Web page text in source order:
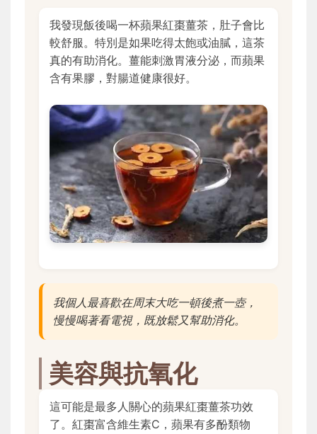
我發現飯後喝一杯蘋果紅棗薑茶，肚子會比
較舒服。特別是如果吃得太飽或油膩，這茶
真的有助消化。薑能刺激胃液分泌，而蘋果
含有果膠，對腸道健康很好。
我個人最喜歡在周末大吃一頓後煮一壺，
慢慢喝著看電視，既放鬆又幫助消化。
美容與抗氧化
這可能是最多人關心的蘋果紅棗薑茶功效
了。紅棗富含維生素C，蘋果有多酚類物